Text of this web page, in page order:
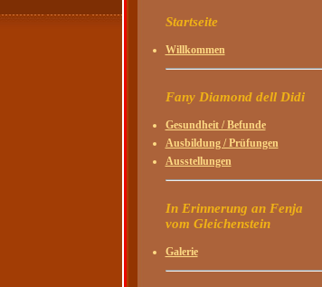
Startseite
Willkommen
Fany Diamond dell Didi
Gesundheit / Befunde
Ausbildung / Prüfungen
Ausstellungen
In Erinnerung an Fenja
vom Gleichenstein
Galerie